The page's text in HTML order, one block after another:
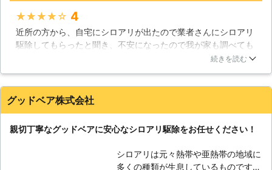
い。御電話お待ちしております。
【シロアリの怖さ】 私達が暮らす日
本という国は、実はシロアリにとって
することがありません。むしろ、住宅
外敵から実を守ることにも繋がってい
★★★★★ 4
近所の方から、自宅にシロアリが出たので業者さんにシロアリ
駆除してもらったと聞き、不安になったので我が家も調べても
らいました。やはりシロアリが発生しているとのことでした
の疑問に答えていただき、安心することができました。
茨城県 ひたちなか市 2016年11月30日
続きを読む
グッドベア株式会社
親切丁寧なグッドベアに安心なシロアリ駆除をお任せください！
シロアリは元々熱帯や亜熱帯の地域に
多くの種類が生息しているものです。